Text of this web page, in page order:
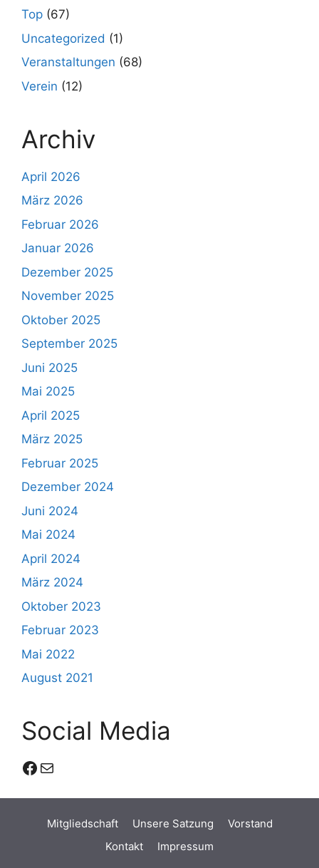
Top (67)
Uncategorized (1)
Veranstaltungen (68)
Verein (12)
Archiv
April 2026
März 2026
Februar 2026
Januar 2026
Dezember 2025
November 2025
Oktober 2025
September 2025
Juni 2025
Mai 2025
April 2025
März 2025
Februar 2025
Dezember 2024
Juni 2024
Mai 2024
April 2024
März 2024
Oktober 2023
Februar 2023
Mai 2022
August 2021
Social Media
Facebook
E-Mail
Mitgliedschaft Unsere Satzung
Vorstand
Kontakt
Impressum